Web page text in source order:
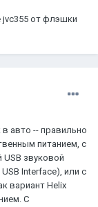
jvc355 от флэшки
авто -- правильно
питанием, с
звуковой
Interface), или с
вариант Helix
С